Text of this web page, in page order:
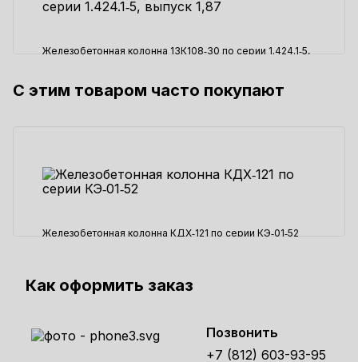
Железобетонная колонна 13К108‑30 по серии 1.424.1‑5,
123380 ₽
С этим товаром часто покупают
Железобетонная колонна КДX‑121 по серии КЭ‑01‑52
Как оформить заказ
Позвонить
+7 (812) 603-93-95